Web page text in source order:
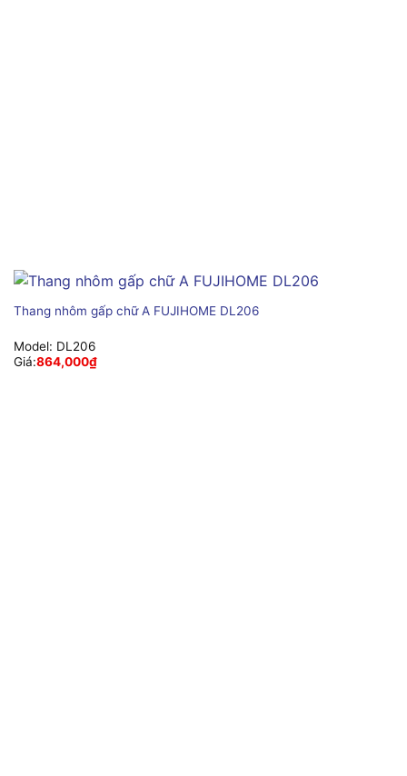
Thang nhôm gấp chữ A FUJIHOME DL206
Model: DL206
Giá:864,000₫